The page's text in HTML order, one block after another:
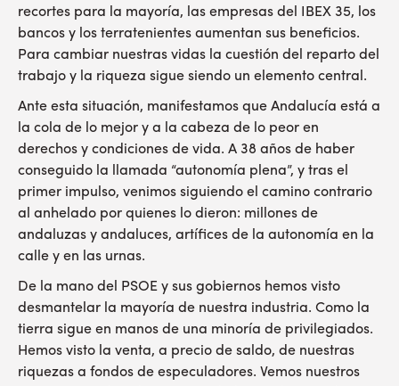
recortes para la mayoría, las empresas del IBEX 35, los
bancos y los terratenientes aumentan sus beneficios.
Para cambiar nuestras vidas la cuestión del reparto del
trabajo y la riqueza sigue siendo un elemento central.
Ante esta situación, manifestamos que Andalucía está a
la cola de lo mejor y a la cabeza de lo peor en
derechos y condiciones de vida. A 38 años de haber
conseguido la llamada “autonomía plena”, y tras el
primer impulso, venimos siguiendo el camino contrario
al anhelado por quienes lo dieron: millones de
andaluzas y andaluces, artífices de la autonomía en la
calle y en las urnas.
De la mano del PSOE y sus gobiernos hemos visto
desmantelar la mayoría de nuestra industria. Como la
tierra sigue en manos de una minoría de privilegiados.
Hemos visto la venta, a precio de saldo, de nuestras
riquezas a fondos de especuladores. Vemos nuestros